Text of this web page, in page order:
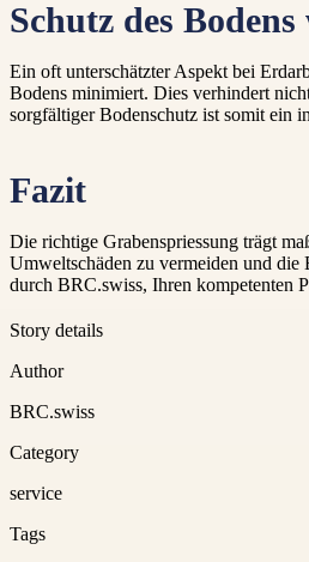
Schutz des
Ein oft unterschätzter Aspekt bei
Bodens minimiert. Dies verhindert
sorgfältiger Bodenschutz ist somit ein
Fazit
Die richtige Grabenspriessung trägt
Umweltschäden zu vermeiden und
durch BRC.swiss, Ihren kompetenten
Story details
Author
BRC.swiss
Category
service
Tags